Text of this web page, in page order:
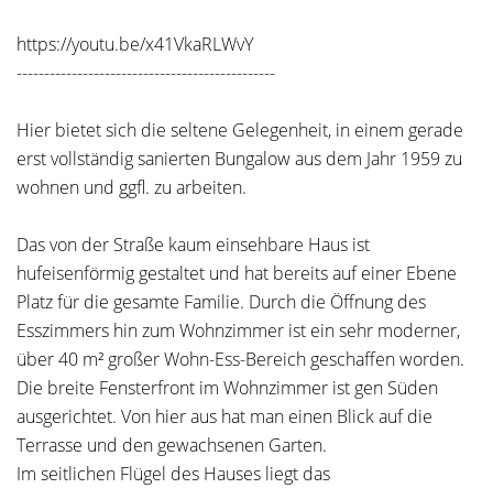
https://youtu.be/x41VkaRLWvY
-----------------------------------------------
Hier bietet sich die seltene Gelegenheit, in einem gerade
erst vollständig sanierten Bungalow aus dem Jahr 1959 zu
wohnen und ggfl. zu arbeiten.
Das von der Straße kaum einsehbare Haus ist
hufeisenförmig gestaltet und hat bereits auf einer Ebene
Platz für die gesamte Familie. Durch die Öffnung des
Esszimmers hin zum Wohnzimmer ist ein sehr moderner,
über 40 m² großer Wohn-Ess-Bereich geschaffen worden.
Die breite Fensterfront im Wohnzimmer ist gen Süden
ausgerichtet. Von hier aus hat man einen Blick auf die
Terrasse und den gewachsenen Garten.
Im seitlichen Flügel des Hauses liegt das